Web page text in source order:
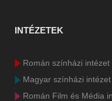
INTÉZETEK
Román színházi intézet
Magyar színházi intézet
Román Film és Média